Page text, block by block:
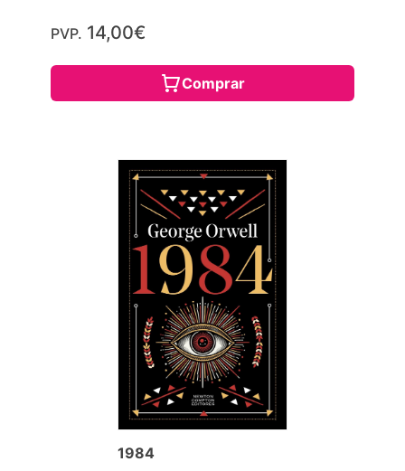
PVP. 14,00€
Comprar
1984